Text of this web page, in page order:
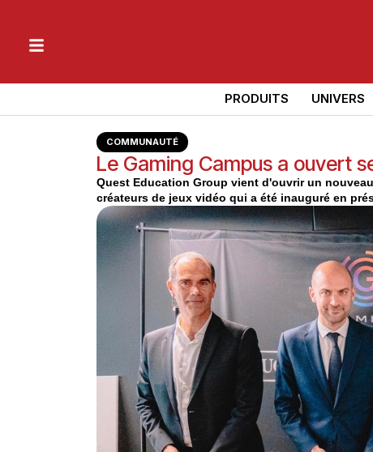
PRODUITS UNIVERS
COMMUNAUTÉ
Le Gaming Campus a ouvert
Quest Education Group vient d'ouvrir un
créateurs de jeux vidéo qui a été inauguré en